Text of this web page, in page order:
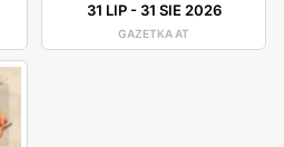
31 LIP- 31 SIE 2026
GAZETKA AT